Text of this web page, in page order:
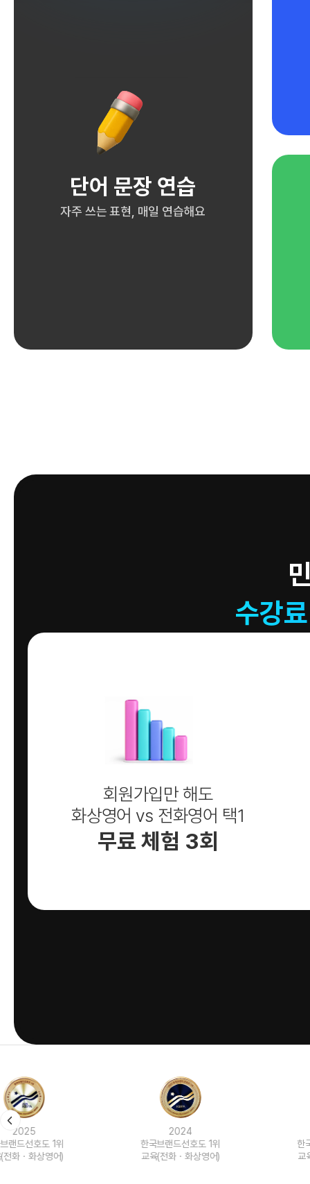
단어 문장 연습
자주 쓰는 표현, 매일 연습해요
수강
회원가입만 해도
화상영어 vs 전화영어 택1
무료 체험 3회
한국브랜드선호도 1위
교육(전화ㆍ화상영어)
한국브랜드선호도 1위
교육(전화ㆍ화상영어)